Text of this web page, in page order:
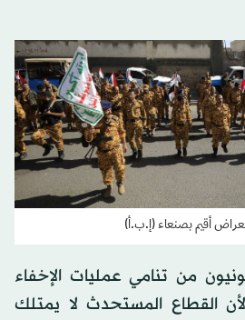
أقيم بصنعاء (إ.ب.أ)
من تنامي عمليات الإخفاء
القطاع المستحدث لا يمتلك